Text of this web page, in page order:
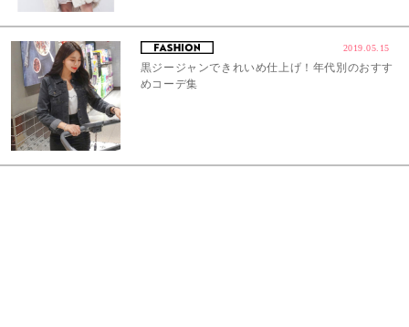
2019.05.15
黒ジージャンできれいめ仕上げ！年代別のおすす
めコーデ集